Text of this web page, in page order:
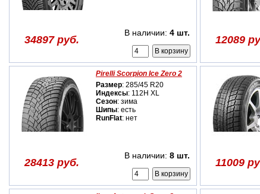
34897 руб.
В наличии: 4 шт.
12089
Pirelli Scorpion Ice Zero 2
Размер: 285/45 R20
Индексы: 112H XL
Сезон: зима
Шипы: есть
RunFlat: нет
28413 руб.
В наличии: 8 шт.
11009